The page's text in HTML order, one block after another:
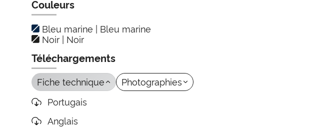
Couleurs
Bleu marine | Bleu marine
Noir | Noir
Téléchargements
Fiche technique
Photographies
Portugais
Anglais